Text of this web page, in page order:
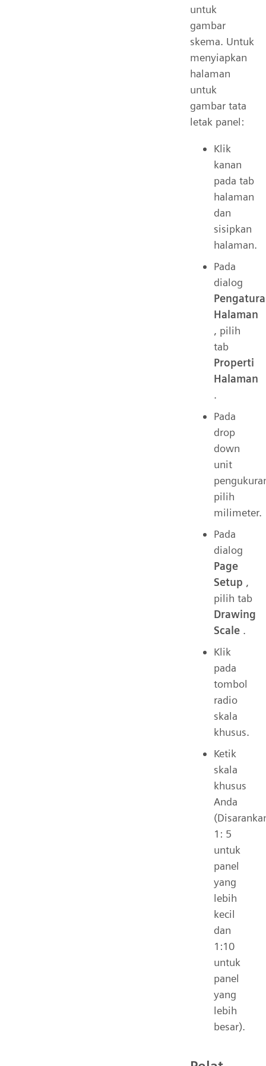
untuk
gambar
skema. Untuk
menyiapkan
halaman
untuk
gambar tata
letak panel:
Klik
kanan
pada tab
halaman
dan
sisipkan
halaman.
Pada
dialog
Halaman
, pilih
tab
Properti
Halaman
.
Pada
drop
down
unit
pilih
milimeter.
Pada
dialog
Page
Setup ,
pilih tab
Drawing
Scale .
Klik
pada
tombol
radio
skala
khusus.
Ketik
skala
khusus
Anda
1: 5
untuk
panel
yang
lebih
kecil
dan
1:10
untuk
panel
yang
lebih
besar).